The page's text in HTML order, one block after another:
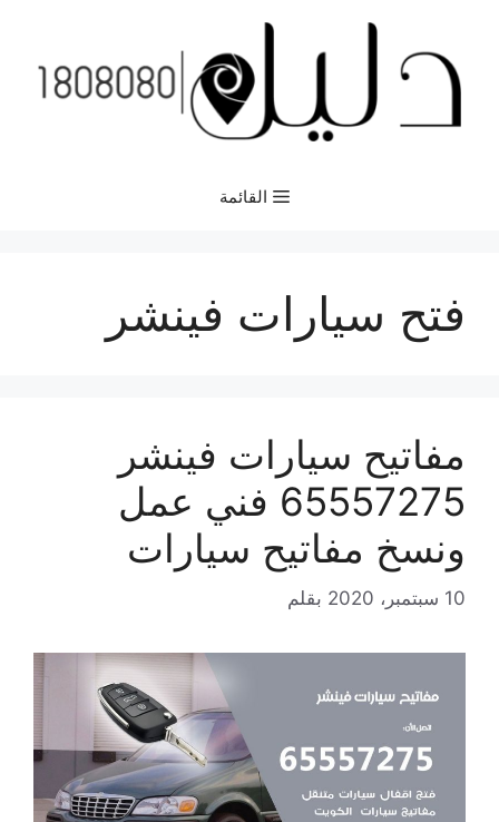
المحتوى
القائمة
فتح سيارات فينشر
مفاتيح سيارات فينشر
65557275 فني عمل
ونسخ مفاتيح سيارات
10 سبتمبر، 2020 بقلم